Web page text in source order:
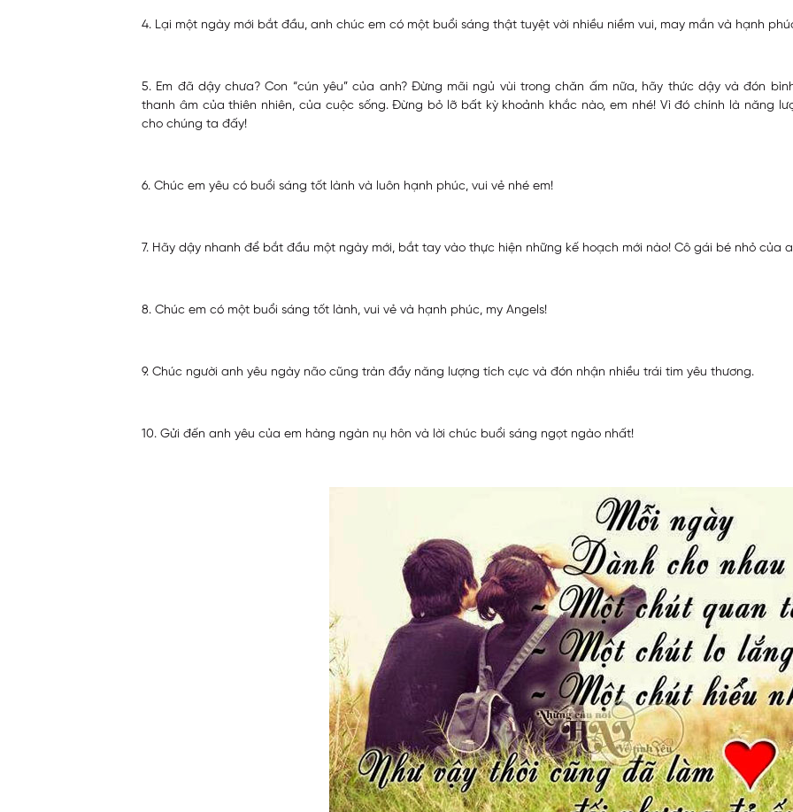
4. Lại một ngày mới bắt đầu, anh chúc em có một buổi sáng thật tuyệt vời nhiều niềm vui, may mắn và hạnh
5. Em đã dậy chưa? Con “cún yêu” của anh? Đừng mãi ngủ vùi trong chăn ấm nữa, hãy thức dậy và đón
thanh âm của thiên nhiên, của cuộc sống. Đừng bỏ lỡ bất kỳ khoảnh khắc nào, em nhé! Vì đó chính là năng
cho chúng ta đấy!
6. Chúc em yêu có buổi sáng tốt lành và luôn hạnh phúc, vui vẻ nhé em!
7. Hãy dậy nhanh để bắt đầu một ngày mới, bắt tay vào thực hiện những kế hoạch mới nào! Cô gái bé nhỏ của
8. Chúc em có một buổi sáng tốt lành, vui vẻ và hạnh phúc, my Angels!
9. Chúc người anh yêu ngày não cũng tràn đầy năng lượng tích cực và đón nhận nhiều trái tim yêu thương.
10. Gửi đến anh yêu của em hàng ngàn nụ hôn và lời chúc buổi sáng ngọt ngào nhất!